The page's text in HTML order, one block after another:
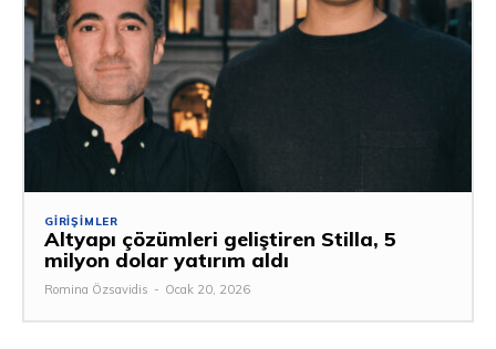
GIRIŞIMLER
Altyapı çözümleri geliştiren Stilla, 5
milyon dolar yatırım aldı
Romina Özsavidis - Ocak 20, 2026